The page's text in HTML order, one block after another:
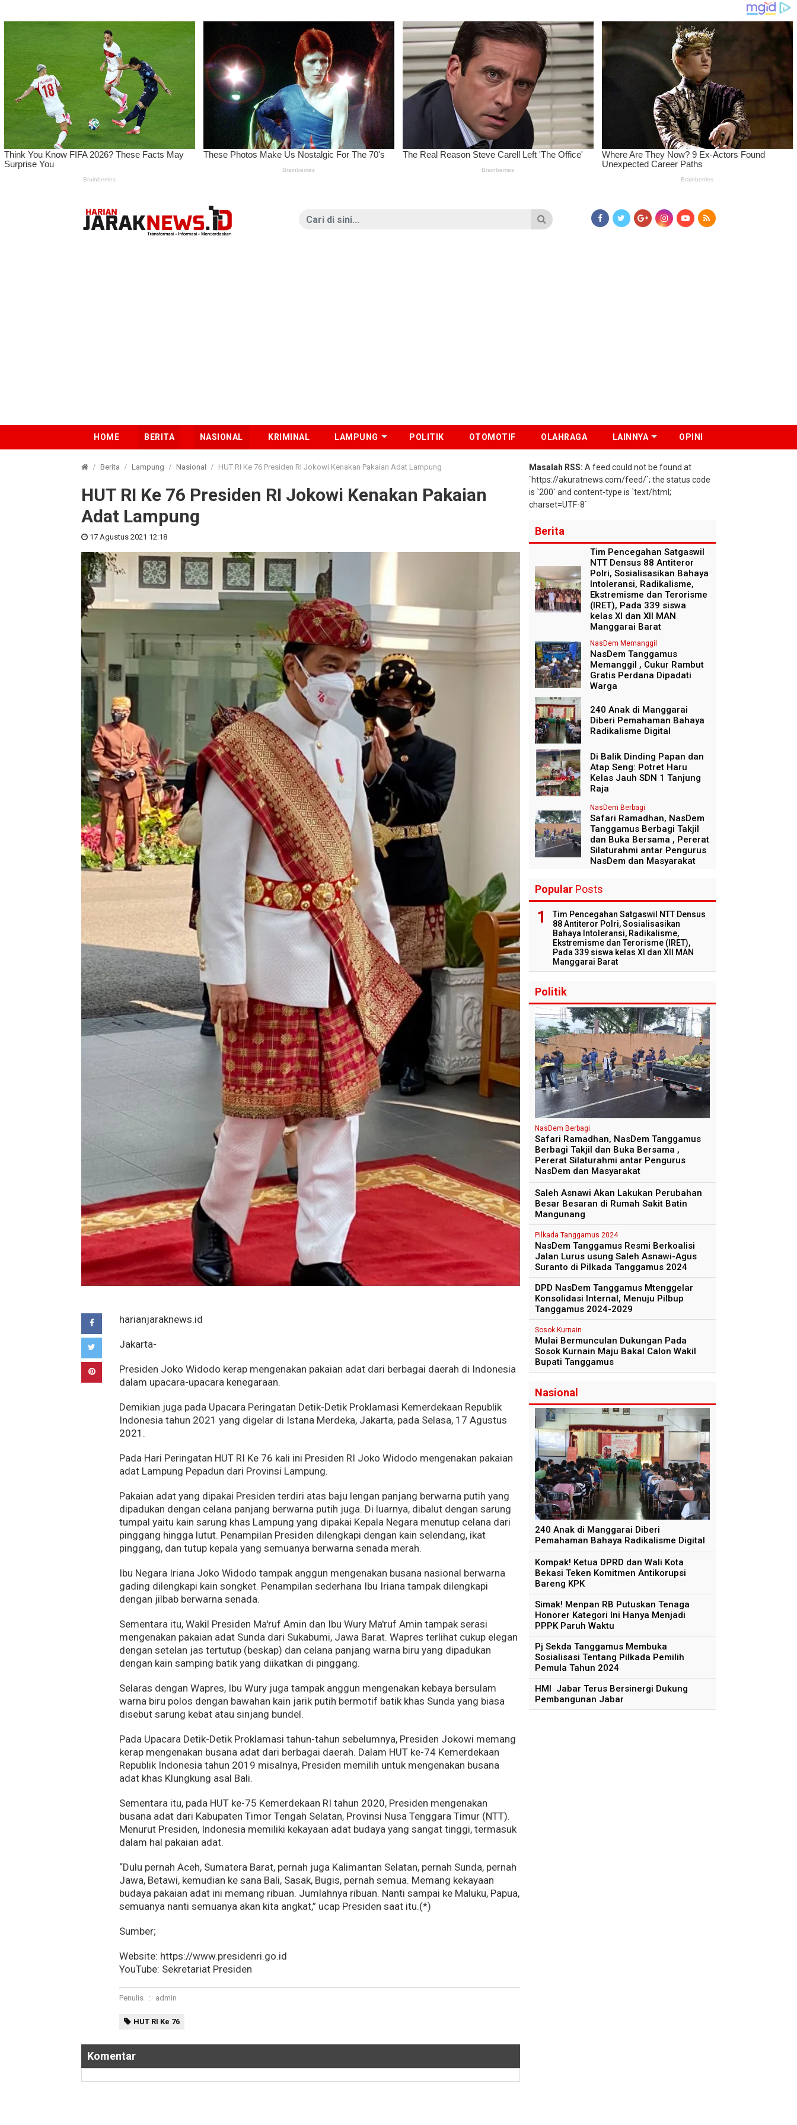
HOME BERITA NASIONAL KRIMINAL LAMPUNG POLITIK OTOMOTIF OLAHRAGA LAINNYA OPINI
Berita Lampung Nasional HUT RI Ke 76 Presiden RI Jokowi Kenakan Pakaian Adat Lampung
HUT RI Ke 76 Presiden RI Jokowi Kenakan Pakaian
Adat Lampung
17 Agustus 2021 12:18
harianjaraknews.id
Jakarta-
Presiden Joko Widodo kerap mengenakan pakaian adat dari berbagai daerah di Indonesia
dalam upacara-upacara kenegaraan.
Demikian juga pada Upacara Peringatan Detik-Detik Proklamasi Kemerdekaan Republik
Indonesia tahun 2021 yang digelar di Istana Merdeka, Jakarta, pada Selasa, 17 Agustus
2021.
Pada Hari Peringatan HUT RI Ke 76 kali ini Presiden RI Joko Widodo mengenakan pakaian
adat Lampung Pepadun dari Provinsi Lampung.
Pakaian adat yang dipakai Presiden terdiri atas baju lengan panjang berwarna putih yang
dipadukan dengan celana panjang berwarna putih juga. Di luarnya, dibalut dengan sarung
tumpal yaitu kain sarung khas Lampung yang dipakai Kepala Negara menutup celana dari
pinggang hingga lutut. Penampilan Presiden dilengkapi dengan kain selendang, ikat
pinggang, dan tutup kepala yang semuanya berwarna senada merah.
Ibu Negara Iriana Joko Widodo tampak anggun mengenakan busana nasional berwarna
gading dilengkapi kain songket. Penampilan sederhana Ibu Iriana tampak dilengkapi
dengan jilbab berwarna senada.
Sementara itu, Wakil Presiden Ma'ruf Amin dan Ibu Wury Ma'ruf Amin tampak serasi
mengenakan pakaian adat Sunda dari Sukabumi, Jawa Barat. Wapres terlihat cukup elegan
dengan setelan jas tertutup (beskap) dan celana panjang warna biru yang dipadukan
dengan kain samping batik yang diikatkan di pinggang.
Selaras dengan Wapres, Ibu Wury juga tampak anggun mengenakan kebaya bersulam
warna biru polos dengan bawahan kain jarik putih bermotif batik khas Sunda yang biasa
disebut sarung kebat atau sinjang bundel.
Pada Upacara Detik-Detik Proklamasi tahun-tahun sebelumnya, Presiden Jokowi memang
kerap mengenakan busana adat dari berbagai daerah. Dalam HUT ke-74 Kemerdekaan
Republik Indonesia tahun 2019 misalnya, Presiden memilih untuk mengenakan busana
adat khas Klungkung asal Bali.
Sementara itu, pada HUT ke-75 Kemerdekaan RI tahun 2020, Presiden mengenakan
busana adat dari Kabupaten Timor Tengah Selatan, Provinsi Nusa Tenggara Timur (NTT).
Menurut Presiden, Indonesia memiliki kekayaan adat budaya yang sangat tinggi, termasuk
dalam hal pakaian adat.
“Dulu pernah Aceh, Sumatera Barat, pernah juga Kalimantan Selatan, pernah Sunda, pernah
Jawa, Betawi, kemudian ke sana Bali, Sasak, Bugis, pernah semua. Memang kekayaan
budaya pakaian adat ini memang ribuan. Jumlahnya ribuan. Nanti sampai ke Maluku, Papua,
semuanya nanti semuanya akan kita angkat,” ucap Presiden saat itu.(*)
Sumber;
Website: https://www.presidenri.go.id
YouTube: Sekretariat Presiden
Penulis : admin
HUT RI Ke 76
Komentar
Masalah RSS: A feed could not be found at
`https://akuratnews.com/feed/`; the status code
is `200` and content-type is `text/html;
charset=UTF-8`
Berita
Tim Pencegahan Satgaswil
NTT Densus 88 Antiteror
Polri, Sosialisasikan Bahaya
Intoleransi, Radikalisme,
Ekstremisme dan Terorisme
(IRET), Pada 339 siswa
kelas XI dan XII MAN
Manggarai Barat
NasDem Memanggil
NasDem Tanggamus
Memanggil , Cukur Rambut
Gratis Perdana Dipadati
Warga
240 Anak di Manggarai
Diberi Pemahaman Bahaya
Radikalisme Digital
Di Balik Dinding Papan dan
Atap Seng: Potret Haru
Kelas Jauh SDN 1 Tanjung
Raja
NasDem Berbagi
Safari Ramadhan, NasDem
Tanggamus Berbagi Takjil
dan Buka Bersama , Pererat
Silaturahmi antar Pengurus
NasDem dan Masyarakat
Popular Posts
Tim Pencegahan Satgaswil NTT Densus
88 Antiteror Polri, Sosialisasikan
Bahaya Intoleransi, Radikalisme,
Ekstremisme dan Terorisme (IRET),
Pada 339 siswa kelas XI dan XII MAN
Manggarai Barat
Politik
NasDem Berbagi
Safari Ramadhan, NasDem Tanggamus
Berbagi Takjil dan Buka Bersama ,
Pererat Silaturahmi antar Pengurus
NasDem dan Masyarakat
Saleh Asnawi Akan Lakukan Perubahan
Besar Besaran di Rumah Sakit Batin
Mangunang
Pilkada Tanggamus 2024
NasDem Tanggamus Resmi Berkoalisi
Jalan Lurus usung Saleh Asnawi-Agus
Suranto di Pilkada Tanggamus 2024
DPD NasDem Tanggamus Mtenggelar
Konsolidasi Internal, Menuju Pilbup
Tanggamus 2024-2029
Sosok Kurnain
Mulai Bermunculan Dukungan Pada
Sosok Kurnain Maju Bakal Calon Wakil
Bupati Tanggamus
Nasional
240 Anak di Manggarai Diberi
Pemahaman Bahaya Radikalisme Digital
Kompak! Ketua DPRD dan Wali Kota
Bekasi Teken Komitmen Antikorupsi
Bareng KPK
Simak! Menpan RB Putuskan Tenaga
Honorer Kategori Ini Hanya Menjadi
PPPK Paruh Waktu
Pj Sekda Tanggamus Membuka
Sosialisasi Tentang Pilkada Pemilih
Pemula Tahun 2024
HMI Jabar Terus Bersinergi Dukung
Pembangunan Jabar